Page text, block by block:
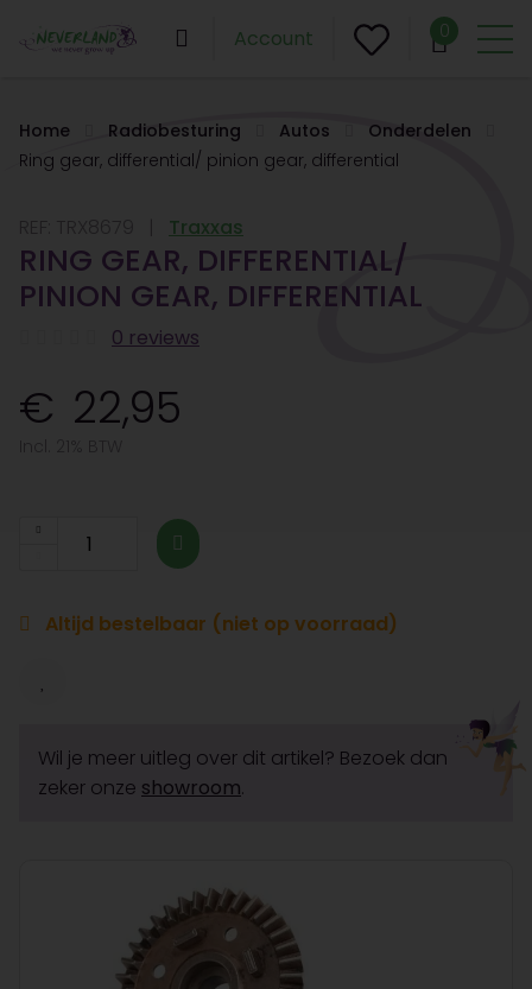
Account 0
Home Radiobesturing Autos
Onderdelen
Ring gear, differential/ pinion gear, differential
Traxxas
RING GEAR, DIFFERENTIAL/
PINION GEAR, DIFFERENTIAL
0 reviews
22,95
Altijd bestelbaar (niet op voorraad)
Wil je meer uitleg over dit artikel? Bezoek dan
zeker onze showroom.